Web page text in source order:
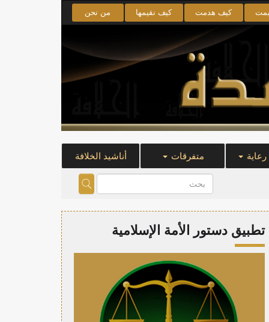
كيف هدمت كيف نقيمها من نحن
متفرقات أناشيد الخلافة
تطبيق دستور الأمة الإسلامية